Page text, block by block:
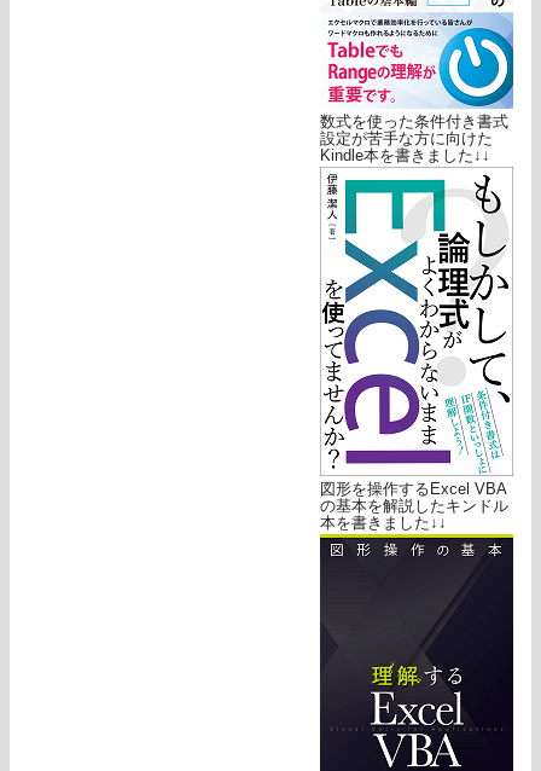
数式を使った条件付き書式
設定が苦手な方に向けた
Kindle本を書きました↓↓
図形を操作するExcel VBA
の基本を解説したキンドル
本を書きました↓↓